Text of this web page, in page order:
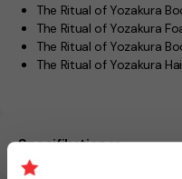
The Ritual of Yozakura
The Ritual of Yozakura
The Ritual of Yozakura
The Ritual of Yozakura
Specifikationer